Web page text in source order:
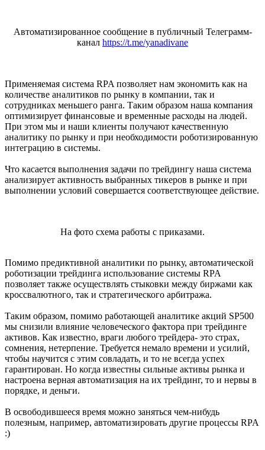
Автоматизированное сообщение в публичный Телеграмм-
канал https://t.me/yanadivane
Применяемая система RPA позволяет нам экономить как на
количестве аналитиков по рынку в компании, так и
сотрудниках меньшего ранга. Таким образом наша компания
оптимизирует финансовые и временные расходы на людей.
При этом мы и наши клиенты получают качественную
аналитику по рынку и при необходимости роботизированную
интеграцию в системы.
Что касается выполнения задачи по трейдингу наша система
анализирует активность выбранных тикеров в рынке и при
выполнении условий совершается соответствующее действие.
На фото схема работы с приказами.
Помимо предиктивной аналитики по рынку, автоматической
роботизации трейдинга использование системы RPA
позволяет также осуществлять стыковки между биржами как
кроссвалютного, так и стратегического арбитража.
Таким образом, помимо работающей аналитике акций SP500
мы снизили влияние человеческого фактора при трейдинге
активов. Как известно, враги любого трейдера- это страх,
сомнения, нетерпение. Требуется немало времени и усилий,
чтобы научится с этим совладать, и то не всегда успех
гарантирован. Но когда известны сильные активы рынка и
настроена верная автоматизация на их трейдинг, то и нервы в
порядке, и деньги.
В освободившееся время можно заняться чем-нибудь
полезным, например, автоматизировать другие процессы RPA
:)